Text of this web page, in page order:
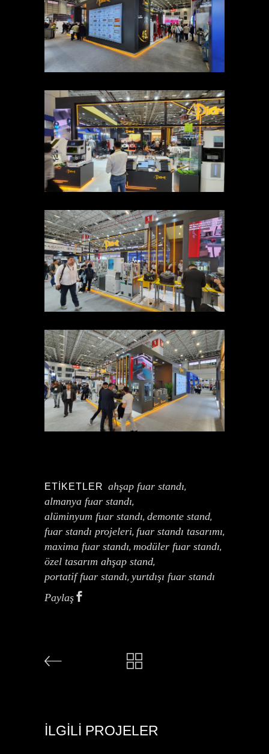
ETIKETLER ahşap fuar standı,
almanya fuar standı,
alüminyum fuar standı, demonte stand,
fuar standı projeleri, fuar standı tasarımı,
maxima fuar standı, modüler fuar standı,
özel tasarım ahşap stand,
portatif fuar standı, yurtdışı fuar standı
Paylaş
İLGILI PROJELER